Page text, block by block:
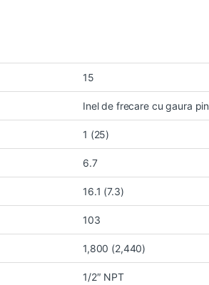
15
Inel de frecare cu gaura pin
1 (25)
6.7
16.1 (7.3)
103
1,800 (2,440)
1/2″ NPT